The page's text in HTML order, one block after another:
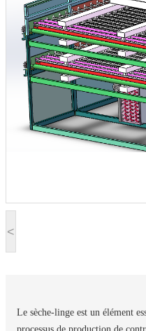
<
Le sèche-linge est un élément